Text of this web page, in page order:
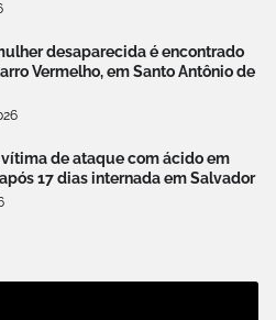
desaparecida é encontrado
Vermelho, em Santo Antônio de
de ataque com ácido em
17 dias internada em Salvador